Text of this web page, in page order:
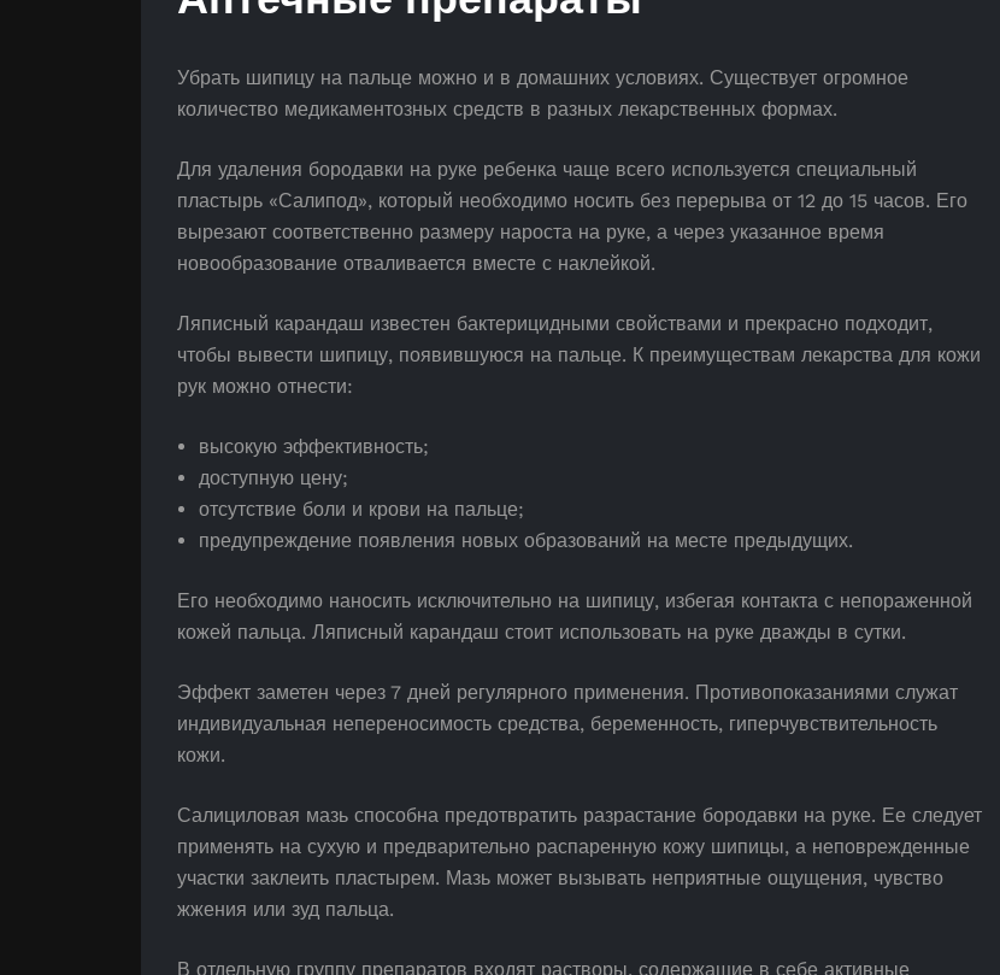
Убрать шипицу на пальце можно и в домашних условиях. Существует огромное
количество медикаментозных средств в разных лекарственных формах.
Для удаления бородавки на руке ребенка чаще всего используется специальный
пластырь «Салипод», который необходимо носить без перерыва от 12 до 15 часов. Его
вырезают соответственно размеру нароста на руке, а через указанное время
новообразование отваливается вместе с наклейкой.
Ляписный карандаш известен бактерицидными свойствами и прекрасно подходит,
чтобы вывести шипицу, появившуюся на пальце. К преимуществам лекарства для кожи
рук можно отнести:
высокую эффективность;
доступную цену;
отсутствие боли и крови на пальце;
предупреждение появления новых образований на месте предыдущих.
Его необходимо наносить исключительно на шипицу, избегая контакта с непораженной
кожей пальца. Ляписный карандаш стоит использовать на руке дважды в сутки.
Эффект заметен через 7 дней регулярного применения. Противопоказаниями служат
индивидуальная непереносимость средства, беременность, гиперчувствительность
кожи.
Салициловая мазь способна предотвратить разрастание бородавки на руке. Ее следует
применять на сухую и предварительно распаренную кожу шипицы, а неповрежденные
участки заклеить пластырем. Мазь может вызывать неприятные ощущения, чувство
жжения или зуд пальца.
В отдельную группу препаратов входят растворы, содержащие в себе активные